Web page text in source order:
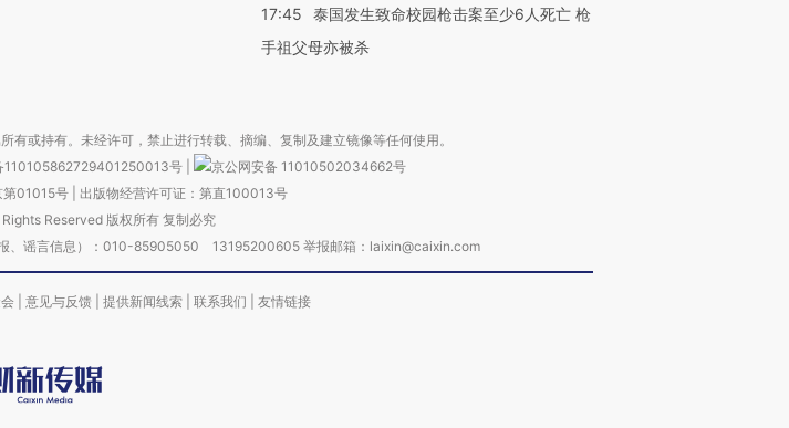
17:45
泰国发生致命校园枪击案至少6人死亡 枪
手祖父母亦被杀
或持有。未经许可，禁止进行转载、摘编、复制及建立镜像等任何使用。
110105862729401250013号
京公网安备 11010502034662号
第01015号| 出版物经营许可证：第直100013号
Reserved 版权所有 复制必究
、谣言信息）：010-85905050 13195200605 举报邮箱：laixin@caixin.com
意见与反馈 提供新闻线索 联系我们 友情链接